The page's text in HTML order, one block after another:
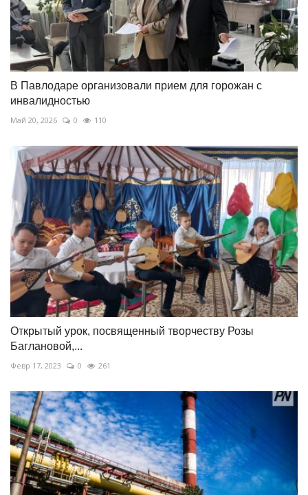
В Павлодаре организовали прием для горожан с
инвалидностью
Май 20, 2026 0 110
Открытый урок, посвященный творчеству Розы
Баглановой,...
Февр 17, 2023 0 261